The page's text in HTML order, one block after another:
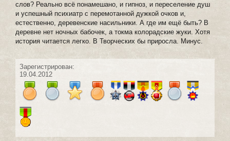
слов? Реально всё понамешано, и гипноз, и переселение душ
и успешный психиатр с перемотанной дужкой очков и,
естественно, деревенские насильники. А где им ещё быть? В
деревне нет ночных бабочек, а токма колорадские жуки. Хотя
история читается легко. В Творческих бы приросла. Минус.
Зарегистрирован:
19.04.2012